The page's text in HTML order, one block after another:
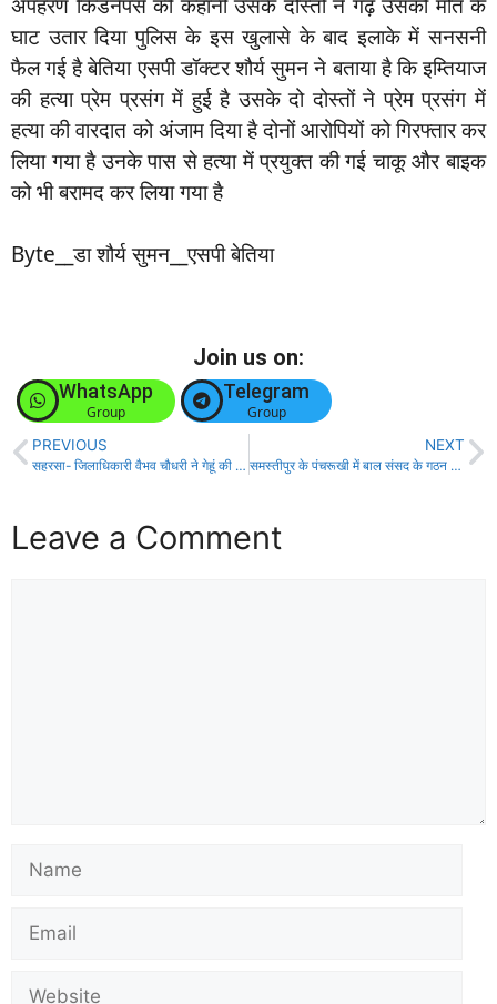
घाट उतार दिया पुलिस के इस खुलासे के बाद इलाके में सनसनी
फैल गई है बेतिया एसपी डॉक्टर शौर्य सुमन ने बताया है कि इम्तियाज
की हत्या प्रेम प्रसंग में हुई है उसके दो दोस्तों ने प्रेम प्रसंग में
हत्या की वारदात को अंजाम दिया है दोनों आरोपियों को गिरफ्तार कर
लिया गया है उनके पास से हत्या में प्रयुक्त की गई चाकू और बाइक
को भी बरामद कर लिया गया है
Byte__डा शौर्य सुमन__एसपी बेतिया
Join us on:
WhatsApp
Group
Telegram
Group
PREVIOUS
सहरसा- जिलाधिकारी वैभव चौधरी ने गेहूं की फसल काटी और उपज का लिया जायजा।
NEXT
समस्तीपुर के पंचरूखी में बाल संसद के गठन के लिए आम सभा आयोजित!
Leave a Comment